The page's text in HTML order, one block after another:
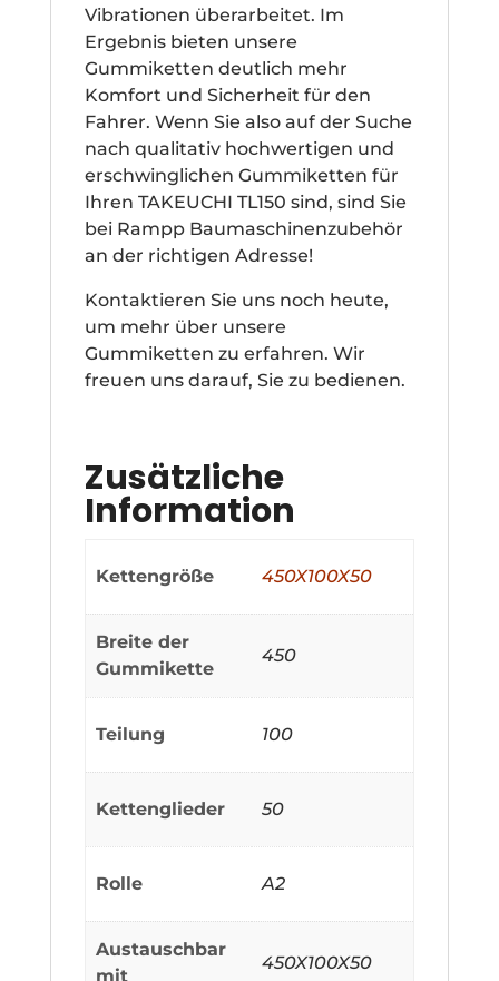
Vibrationen überarbeitet. Im
Ergebnis bieten unsere
Gummiketten deutlich mehr
Komfort und Sicherheit für den
Fahrer. Wenn Sie also auf der Suche
nach qualitativ hochwertigen und
erschwinglichen Gummiketten für
Ihren TAKEUCHI TL150 sind, sind Sie
bei Rampp Baumaschinenzubehör
an der richtigen Adresse!
Kontaktieren Sie uns noch heute,
um mehr über unsere
Gummiketten zu erfahren. Wir
freuen uns darauf, Sie zu bedienen.
Zusätzliche
Information
Kettengröße 450X100X50
Breite der
Gummikette
450
Teilung 100
Kettenglieder 50
Rolle A2
Austauschbar
mit
450X100X50